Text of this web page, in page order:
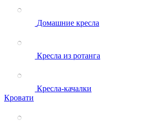
Домашние кресла
Кресла из ротанга
Кресла-качалки
Кровати